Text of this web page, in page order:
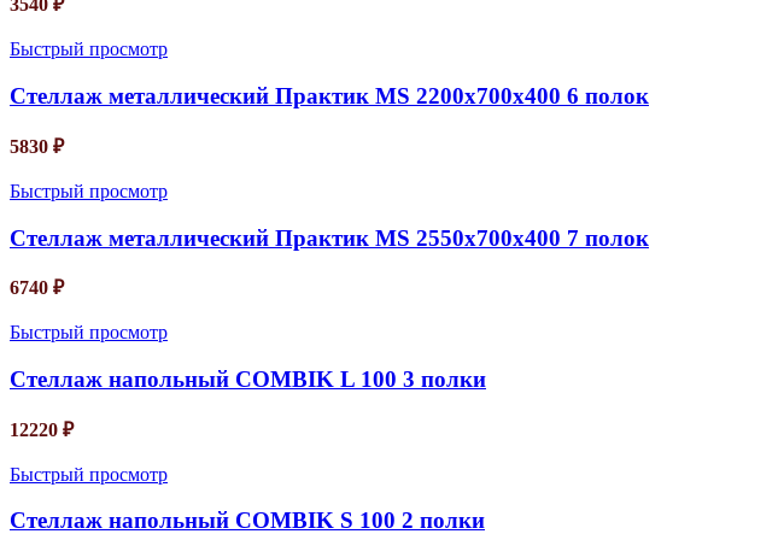
3540 ₽
Быстрый просмотр
Стеллаж металлический Практик MS 2200х700х400 6 полок
5830 ₽
Быстрый просмотр
Стеллаж металлический Практик MS 2550х700х400 7 полок
6740 ₽
Быстрый просмотр
Стеллаж напольный COMBIK L 100 3 полки
12220 ₽
Быстрый просмотр
Стеллаж напольный COMBIK S 100 2 полки